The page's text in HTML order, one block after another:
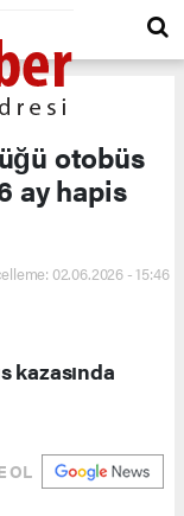
otobüs
ay hapis
02.06.2026 - 15:46
kazasında
OL